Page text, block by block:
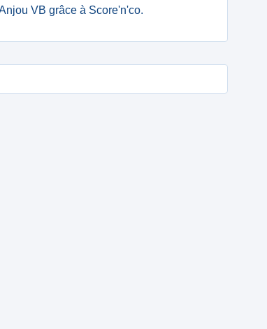
VB grâce à Score'n'co.